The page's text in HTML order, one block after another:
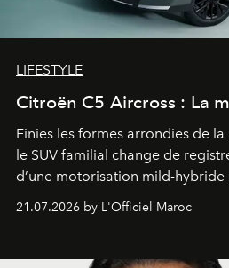
LIFESTYLE
Citroën C5 Aircross : La
Finies les formes arrondies de
le SUV familial change de
d’une motorisation mild-
gagné en maturité.
21.07.2026 by L'Officiel Maroc